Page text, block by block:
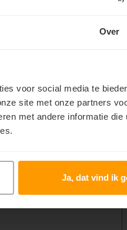
Over
voor social media te
site met onze partners
met andere informatie die
Ja, dat vind ik